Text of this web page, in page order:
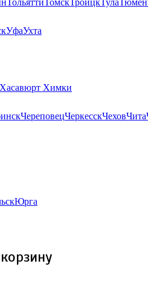
ТольяттиТомскТроицкТула
УфаУхта
Хасавюрт Химки
ЧереповецЧеркесскЧеховЧита
Юрга